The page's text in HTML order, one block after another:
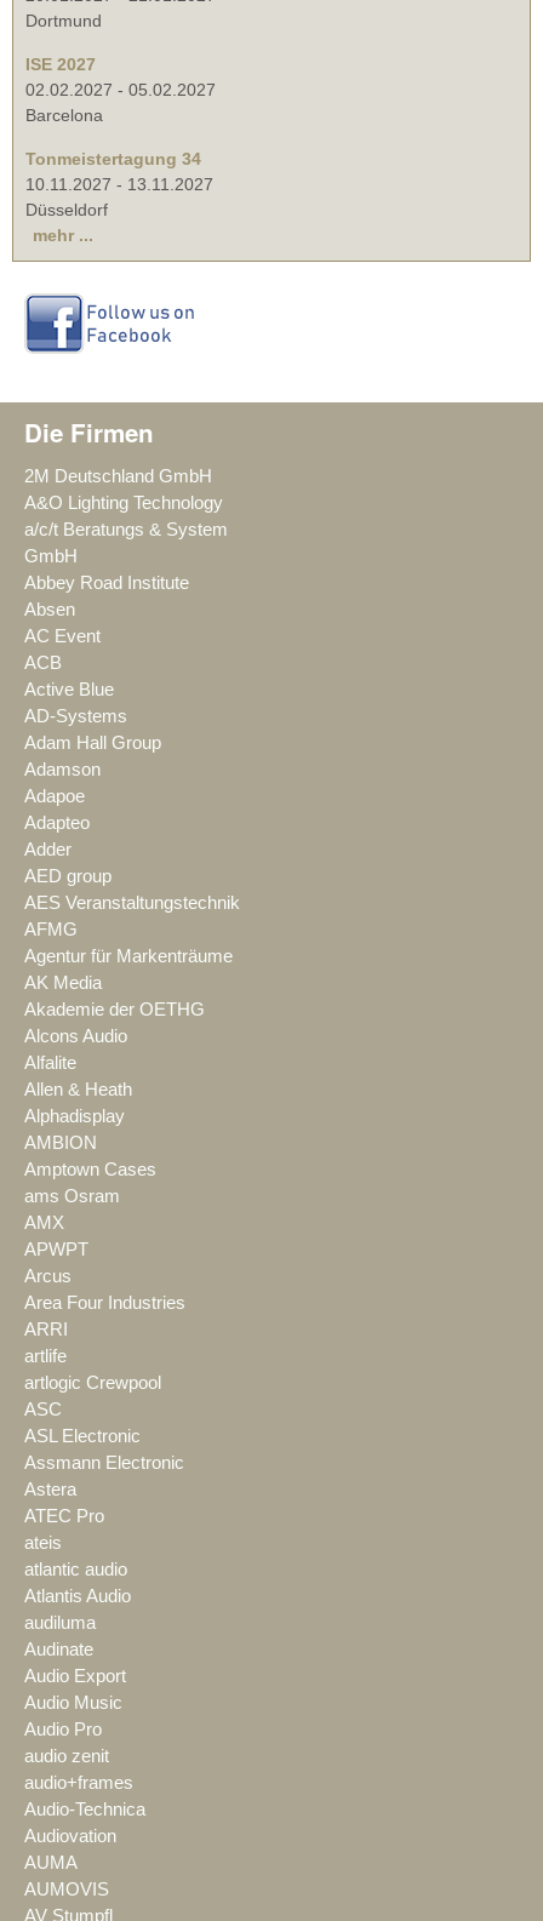
Dortmund
ISE 2027
02.02.2027 - 05.02.2027
Barcelona
Tonmeistertagung 34
10.11.2027 - 13.11.2027
Düsseldorf
mehr ...
Die Firmen
2M Deutschland GmbH
A&O Lighting Technology
a/c/t Beratungs & System
GmbH
Abbey Road Institute
Absen
AC Event
ACB
Active Blue
AD-Systems
Adam Hall Group
Adamson
Adapoe
Adapteo
Adder
AED group
AES Veranstaltungstechnik
AFMG
Agentur für Markenträume
AK Media
Akademie der OETHG
Alcons Audio
Alfalite
Allen & Heath
Alphadisplay
AMBION
Amptown Cases
ams Osram
AMX
APWPT
Arcus
Area Four Industries
ARRI
artlife
artlogic Crewpool
ASC
ASL Electronic
Assmann Electronic
Astera
ATEC Pro
ateis
atlantic audio
Atlantis Audio
audiluma
Audinate
Audio Export
Audio Music
Audio Pro
audio zenit
audio+frames
Audio-Technica
Audiovation
AUMA
AUMOVIS
AV Stumpfl